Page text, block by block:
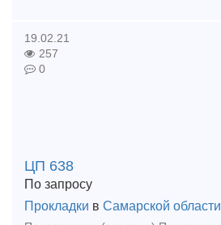
19.02.21
257
0
ЦП 638
По запросу
Прокладки в Самарской области